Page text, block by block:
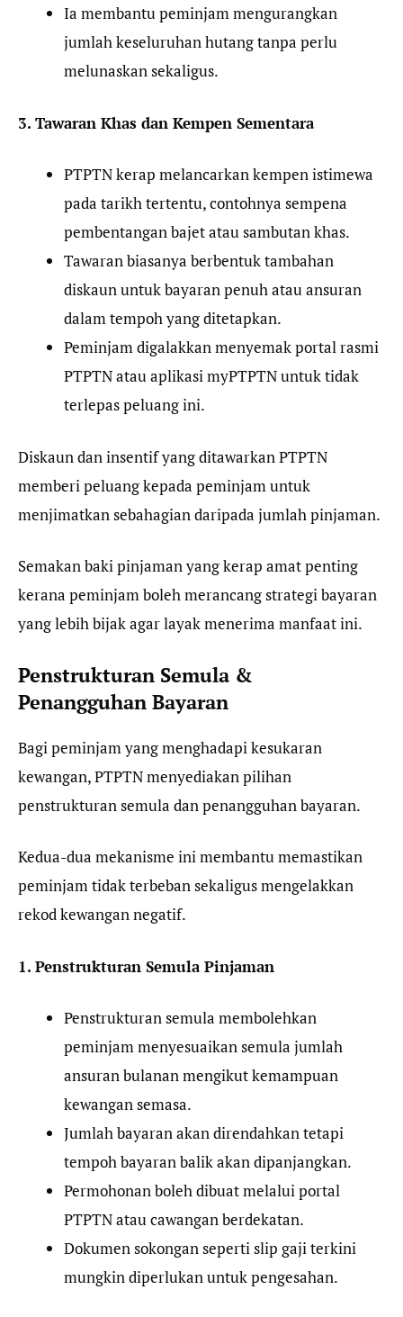
Ia membantu peminjam mengurangkan
jumlah keseluruhan hutang tanpa perlu
melunaskan sekaligus.
3. Tawaran Khas dan Kempen Sementara
PTPTN kerap melancarkan kempen istimewa
pada tarikh tertentu, contohnya sempena
pembentangan bajet atau sambutan khas.
Tawaran biasanya berbentuk tambahan
diskaun untuk bayaran penuh atau ansuran
dalam tempoh yang ditetapkan.
Peminjam digalakkan menyemak portal rasmi
PTPTN atau aplikasi myPTPTN untuk tidak
terlepas peluang ini.
Diskaun dan insentif yang ditawarkan PTPTN
memberi peluang kepada peminjam untuk
menjimatkan sebahagian daripada jumlah pinjaman.
Semakan baki pinjaman yang kerap amat penting
kerana peminjam boleh merancang strategi bayaran
yang lebih bijak agar layak menerima manfaat ini.
Penstrukturan Semula &
Penangguhan Bayaran
Bagi peminjam yang menghadapi kesukaran
kewangan, PTPTN menyediakan pilihan
penstrukturan semula dan penangguhan bayaran.
Kedua-dua mekanisme ini membantu memastikan
peminjam tidak terbeban sekaligus mengelakkan
rekod kewangan negatif.
1. Penstrukturan Semula Pinjaman
Penstrukturan semula membolehkan
peminjam menyesuaikan semula jumlah
ansuran bulanan mengikut kemampuan
kewangan semasa.
Jumlah bayaran akan direndahkan tetapi
tempoh bayaran balik akan dipanjangkan.
Permohonan boleh dibuat melalui portal
PTPTN atau cawangan berdekatan.
Dokumen sokongan seperti slip gaji terkini
mungkin diperlukan untuk pengesahan.